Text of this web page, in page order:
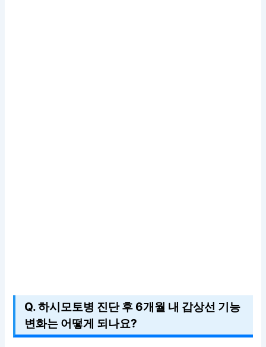
Q. 하시모토병 진단 후 6개월 내 갑상선 기능
변화는 어떻게 되나요?